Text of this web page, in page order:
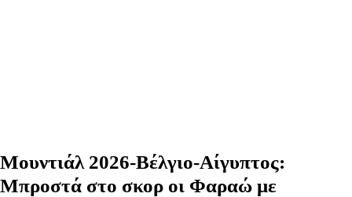
Μουντιάλ 2026-Βέλγιο-Αίγυπτος:
Μπροστά στο σκορ οι Φαραώ με